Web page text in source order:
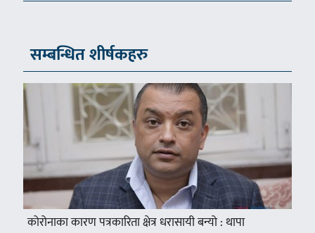
सम्बन्धित शीर्षकहरु
कोरोनाका कारण पत्रकारिता क्षेत्र धरासायी बन्यो : थापा